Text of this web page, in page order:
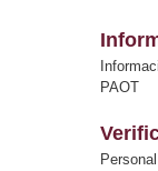
PAOT